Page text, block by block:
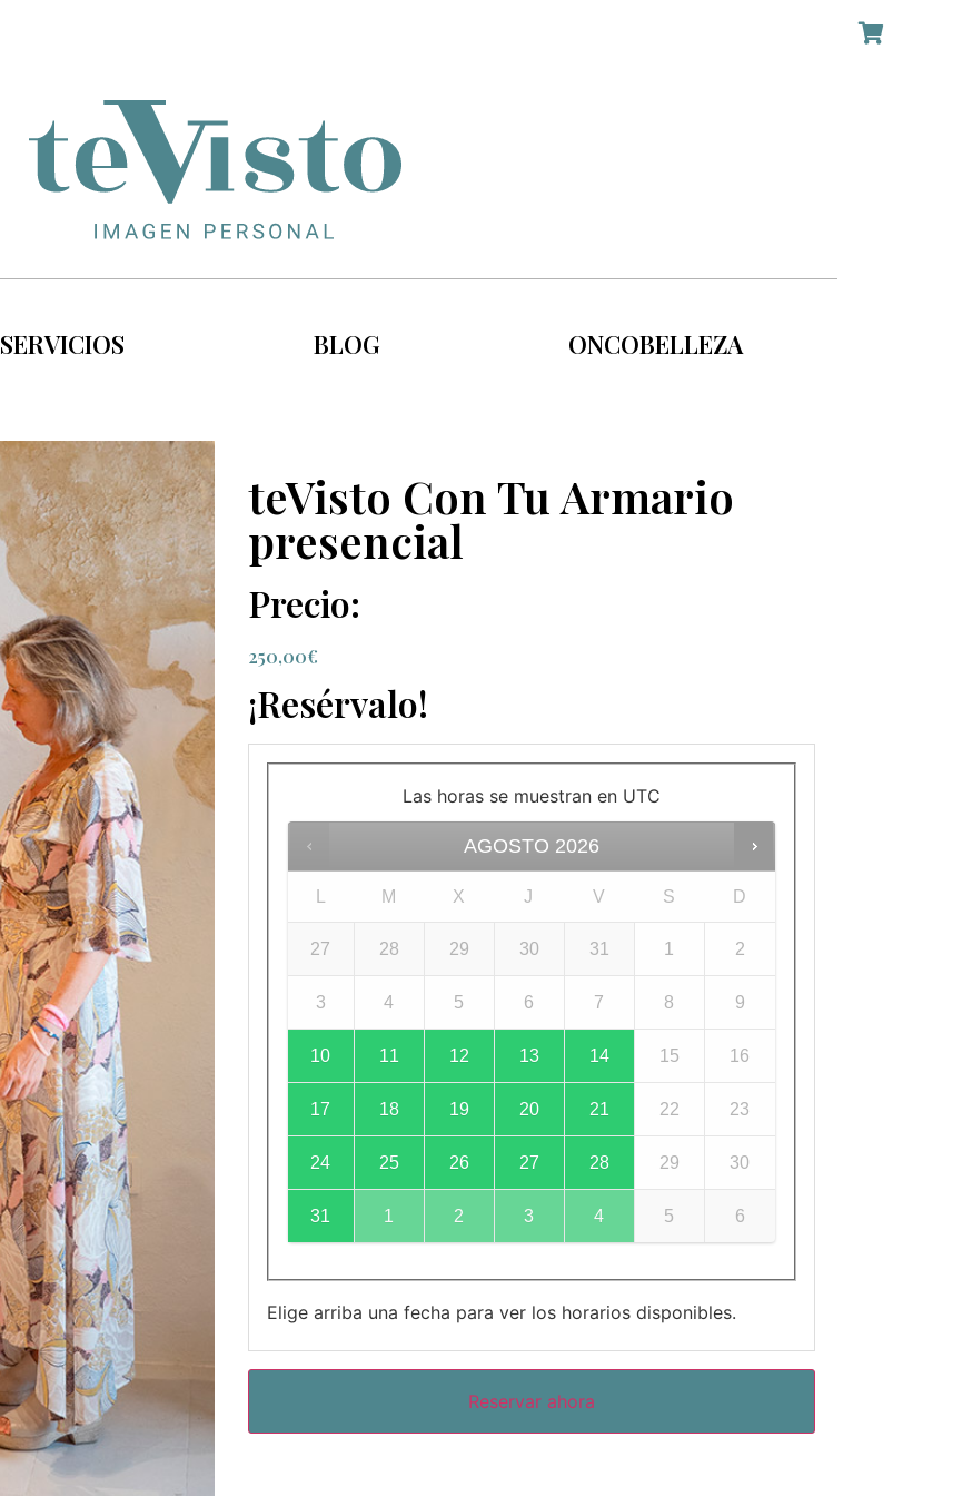
SERVICIOS BLOG ONCOBELLEZA
teVisto Con Tu Armario
presencial
Precio:
250,00€
¡Resérvalo!
Las horas se muestran en UTC
AGOSTO 2026
L M X J V S D
27 28 29 30 31 1 2
3 4 5 6 7 8 9
10 11 12 13 14 15 16
17 18 19 20 21 22 23
24 25 26 27 28 29 30
31 1 2 3 4 5 6
Elige arriba una fecha para ver los horarios disponibles.
Reservar ahora